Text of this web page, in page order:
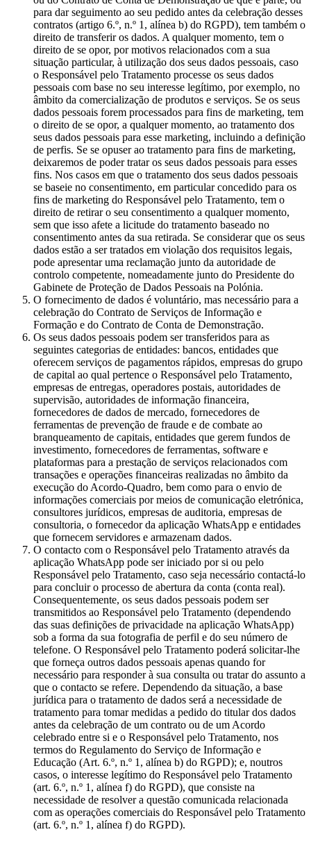
para dar seguimento ao seu pedido antes da celebração desses
contratos (artigo 6.º, n.º 1, alínea b) do RGPD), tem também o
direito de transferir os dados. A qualquer momento, tem o
direito de se opor, por motivos relacionados com a sua
situação particular, à utilização dos seus dados pessoais, caso
o Responsável pelo Tratamento processe os seus dados
pessoais com base no seu interesse legítimo, por exemplo, no
âmbito da comercialização de produtos e serviços. Se os seus
dados pessoais forem processados para fins de marketing, tem
o direito de se opor, a qualquer momento, ao tratamento dos
seus dados pessoais para esse marketing, incluindo a definição
de perfis. Se se opuser ao tratamento para fins de marketing,
deixaremos de poder tratar os seus dados pessoais para esses
fins. Nos casos em que o tratamento dos seus dados pessoais
se baseie no consentimento, em particular concedido para os
fins de marketing do Responsável pelo Tratamento, tem o
direito de retirar o seu consentimento a qualquer momento,
sem que isso afete a licitude do tratamento baseado no
consentimento antes da sua retirada. Se considerar que os seus
dados estão a ser tratados em violação dos requisitos legais,
pode apresentar uma reclamação junto da autoridade de
controlo competente, nomeadamente junto do Presidente do
Gabinete de Proteção de Dados Pessoais na Polónia.
O fornecimento de dados é voluntário, mas necessário para a
celebração do Contrato de Serviços de Informação e
Formação e do Contrato de Conta de Demonstração.
Os seus dados pessoais podem ser transferidos para as
seguintes categorias de entidades: bancos, entidades que
oferecem serviços de pagamentos rápidos, empresas do grupo
de capital ao qual pertence o Responsável pelo Tratamento,
empresas de entregas, operadores postais, autoridades de
supervisão, autoridades de informação financeira,
fornecedores de dados de mercado, fornecedores de
ferramentas de prevenção de fraude e de combate ao
branqueamento de capitais, entidades que gerem fundos de
investimento, fornecedores de ferramentas, software e
plataformas para a prestação de serviços relacionados com
transações e operações financeiras realizadas no âmbito da
execução do Acordo-Quadro, bem como para o envio de
informações comerciais por meios de comunicação eletrónica,
consultores jurídicos, empresas de auditoria, empresas de
consultoria, o fornecedor da aplicação WhatsApp e entidades
que fornecem servidores e armazenam dados.
O contacto com o Responsável pelo Tratamento através da
aplicação WhatsApp pode ser iniciado por si ou pelo
Responsável pelo Tratamento, caso seja necessário contactá-lo
para concluir o processo de abertura da conta (conta real).
Consequentemente, os seus dados pessoais podem ser
transmitidos ao Responsável pelo Tratamento (dependendo
das suas definições de privacidade na aplicação WhatsApp)
sob a forma da sua fotografia de perfil e do seu número de
telefone. O Responsável pelo Tratamento poderá solicitar-lhe
que forneça outros dados pessoais apenas quando for
necessário para responder à sua consulta ou tratar do assunto a
que o contacto se refere. Dependendo da situação, a base
jurídica para o tratamento de dados será a necessidade de
tratamento para tomar medidas a pedido do titular dos dados
antes da celebração de um contrato ou de um Acordo
celebrado entre si e o Responsável pelo Tratamento, nos
termos do Regulamento do Serviço de Informação e
Educação (Art. 6.º, n.º 1, alínea b) do RGPD); e, noutros
casos, o interesse legítimo do Responsável pelo Tratamento
(art. 6.º, n.º 1, alínea f) do RGPD), que consiste na
necessidade de resolver a questão comunicada relacionada
com as operações comerciais do Responsável pelo Tratamento
(art. 6.º, n.º 1, alínea f) do RGPD).